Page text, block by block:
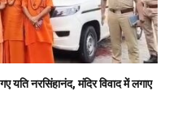
यति नरसिंहानंद, मंदिर विवाद में लगाए